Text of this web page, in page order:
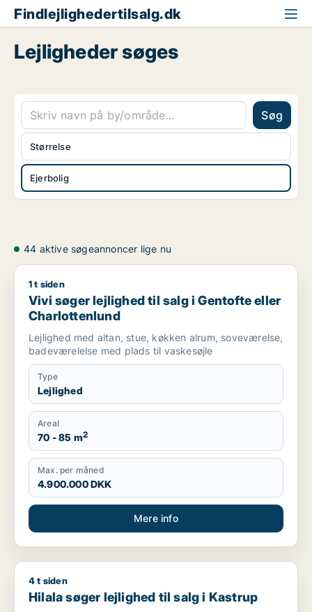
Findlejlighedertilsalg.dk
Lejligheder søges
Søg
Ejerbolig
Størrelse
44 aktive søgeannoncer lige nu
Vivi søger lejlighed til salg i Gentofte eller Charlottenlund
1 t siden
Vivi søger lejlighed til salg i Gentofte eller
Charlottenlund
Lejlighed med altan, stue, køkken alrum, soveværelse,
badeværelelse med plads til vaskesøjle
Type
Lejlighed
Areal
70 - 85 m2
Max. per måned
4.900.000 DKK
Mere info
Hilala søger lejlighed til salg i Kastrup
4 t siden
Hilala søger lejlighed til salg i Kastrup